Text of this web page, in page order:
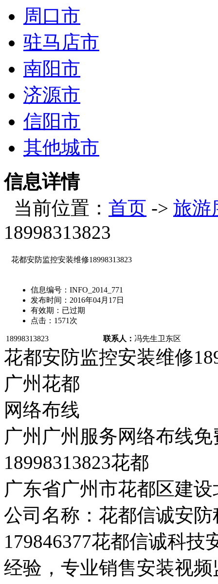
周口市
驻马店市
南阳市
济源市
信阳市
其他城市
信息详情
当前位置： 首页 -> 旅游
18998313823
花都安防监控安装维修18998313823
信息编号： INFO_2014_771
发布时间： 2016年04月17日
有效期： 已过期
点击： 1571 次
18998313823 联系人： 冯先生卫东区
花都安防监控安装维修
广州花都
网络布线
广州广州服务网络布线
18998313823花都
广东省广州市花都区建
公司名称：花都信诚安
179846377花都信诚科
经验，专业销售安装视